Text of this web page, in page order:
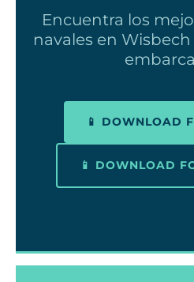
Encuentra los
navales en
📱 DOWNLOAD
📱 DOWNLOAD